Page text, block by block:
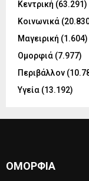
Κεντρική (63.291)
Κοινωνικά
Μαγειρική (1.604)
Ομορφιά (7.977)
Περιβάλλον
Υγεία (13.192)
ΟΜΟΡΦΙΆ